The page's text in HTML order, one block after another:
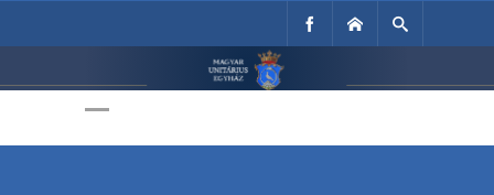
Unitárius Egyház